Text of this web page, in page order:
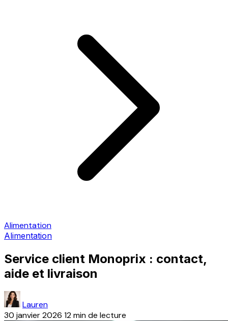
Alimentation
Alimentation
Service client Monoprix : contact,
aide et livraison
Lauren
30 janvier 2026 12 min de lecture